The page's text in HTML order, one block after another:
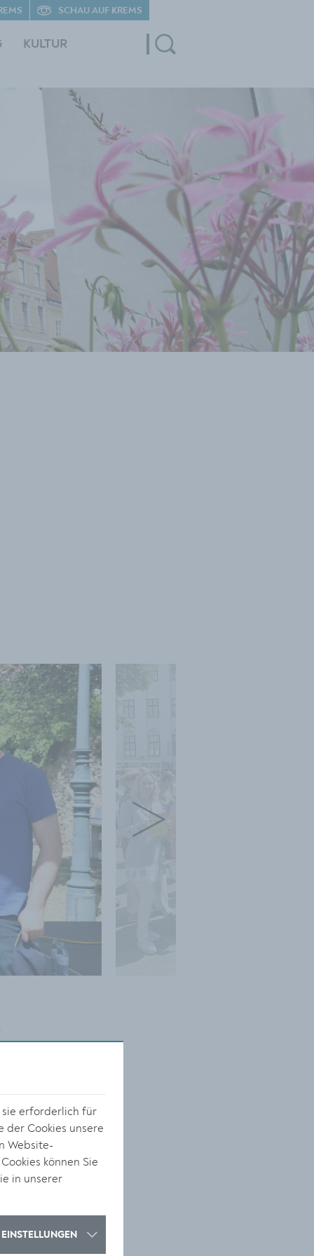
KULTUR
SCHAU AUF KREMS
sie erforderlich für
Cookies unsere
Website-
können Sie
in unserer
EINSTELLUNGEN